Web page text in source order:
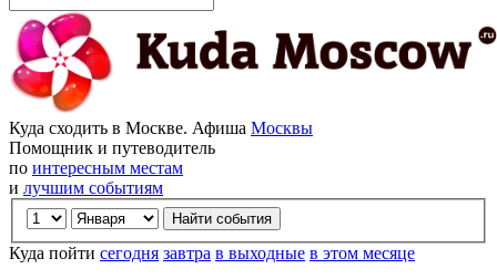
Куда сходить в Москве. Афиша Москвы
Помощник и путеводитель
по интересным местам
и лучшим событиям
Куда пойти сегодня завтра в выходные в этом месяце